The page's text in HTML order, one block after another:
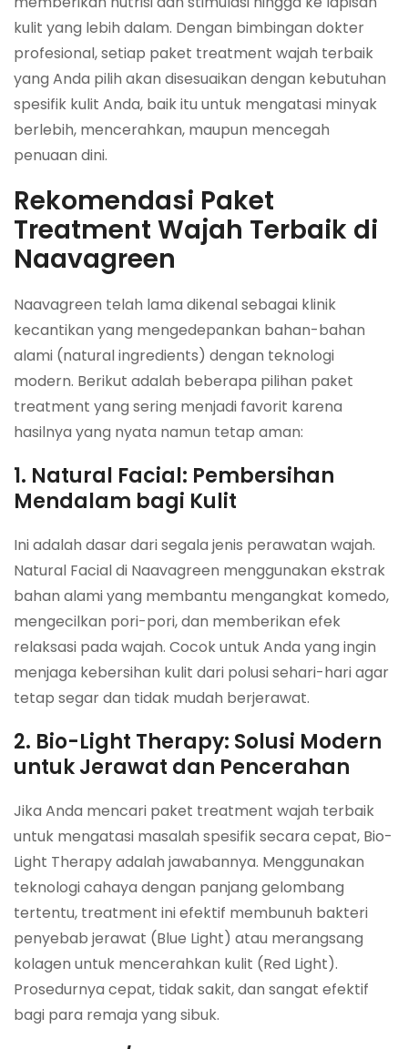
kulit yang lebih dalam. Dengan bimbingan dokter
profesional, setiap paket treatment wajah terbaik
yang Anda pilih akan disesuaikan dengan kebutuhan
spesifik kulit Anda, baik itu untuk mengatasi minyak
berlebih, mencerahkan, maupun mencegah
penuaan dini.
Rekomendasi Paket
Treatment Wajah Terbaik di
Naavagreen
Naavagreen telah lama dikenal sebagai klinik
kecantikan yang mengedepankan bahan-bahan
alami (natural ingredients) dengan teknologi
modern. Berikut adalah beberapa pilihan paket
treatment yang sering menjadi favorit karena
hasilnya yang nyata namun tetap aman:
1. Natural Facial: Pembersihan
Mendalam bagi Kulit
Ini adalah dasar dari segala jenis perawatan wajah.
Natural Facial di Naavagreen menggunakan ekstrak
bahan alami yang membantu mengangkat komedo,
mengecilkan pori-pori, dan memberikan efek
relaksasi pada wajah. Cocok untuk Anda yang ingin
menjaga kebersihan kulit dari polusi sehari-hari agar
tetap segar dan tidak mudah berjerawat.
2. Bio-Light Therapy: Solusi Modern
untuk Jerawat dan Pencerahan
Jika Anda mencari paket treatment wajah terbaik
untuk mengatasi masalah spesifik secara cepat, Bio-
Light Therapy adalah jawabannya. Menggunakan
teknologi cahaya dengan panjang gelombang
tertentu, treatment ini efektif membunuh bakteri
penyebab jerawat (Blue Light) atau merangsang
kolagen untuk mencerahkan kulit (Red Light).
Prosedurnya cepat, tidak sakit, dan sangat efektif
bagi para remaja yang sibuk.